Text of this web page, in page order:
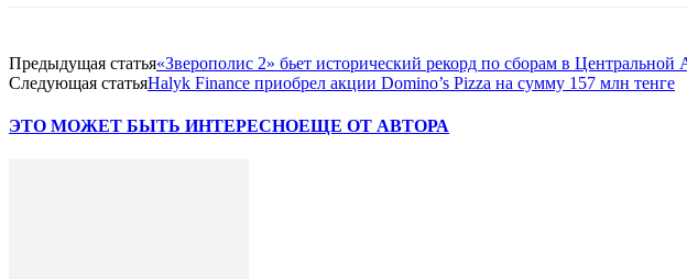
Предыдущая статья«Зверополис 2» бьет исторический рекорд по сборам в Центральной
Следующая статьяHalyk Finance приобрел акции Domino’s Pizza на сумму 157 млн тенге
ЭТО МОЖЕТ БЫТЬ ИНТЕРЕСНОЕЩЕ ОТ АВТОРА